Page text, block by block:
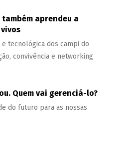
aprendeu a
tecnológica dos campi do
convivência e networking
Quem vai gerenciá-lo?
do futuro para as nossas